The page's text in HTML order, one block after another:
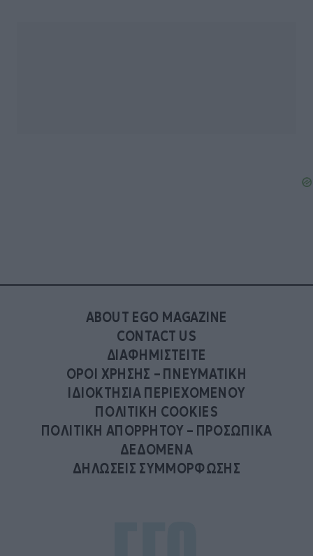
ABOUT EGO MAGAZINE
CONTACT US
ΔΙΑΦΗΜΙΣΤΕΙΤΕ
ΟΡΟΙ ΧΡΗΣΗΣ – ΠΝΕΥΜΑΤΙΚΗ
ΙΔΙΟΚΤΗΣΙΑ ΠΕΡΙΕΧΟΜΕΝΟΥ
ΠΟΛΙΤΙΚΗ COOKIES
ΠΟΛΙΤΙΚΗ ΑΠΟΡΡΗΤΟΥ – ΠΡΟΣΩΠΙΚΑ
ΔΕΔΟΜΕΝΑ
ΔΗΛΩΣΕΙΣ ΣΥΜΜΟΡΦΩΣΗΣ